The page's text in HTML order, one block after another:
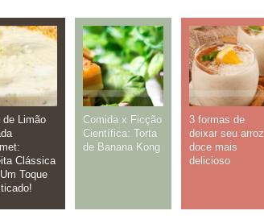
de Limão
Clássica
Toque
Comida x Ficção
Científica: Torta
de Banana Kong
3 formas de
deixar seu arroz
doce mais
delicioso